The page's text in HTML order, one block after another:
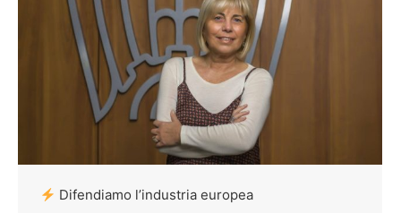
Difendiamo l’industria europea